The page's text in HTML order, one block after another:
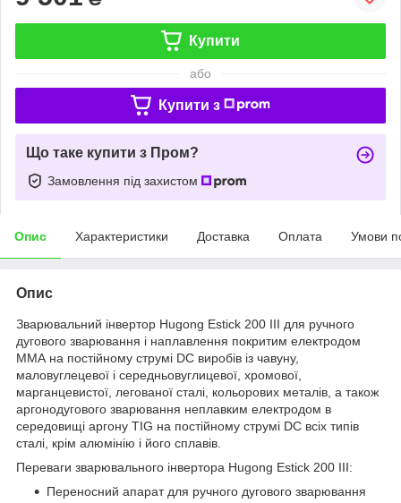
Купити
або
Купити з
Що таке купити з Пром?
Замовлення під захистом
Опис Характеристики Доставка Оплата Умови
Опис
Зварювальний інвертор Hugong Estick 200 III для ручного
дугового зварювання і наплавлення покритим електродом
ММА на постійному струмі DC виробів із чавуну,
маловуглецевої і середньовуглицевої, хромової,
марганцевистої, легованої сталі, кольорових металів, а також
аргонодугового зварювання неплавким електродом в
середовищі аргону TIG на постійному струмі DC всіх типів
сталі, крім алюмінію і його сплавів.
Переваги зварювального інвертора Hugong Estick 200 III:
Переносний апарат для ручного дугового зварювання